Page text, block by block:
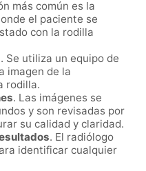
más común es la
el paciente se
con la rodilla
. Se utiliza un equipo de
imagen de la
rodilla.
. Las imágenes se
y son revisadas por
su calidad y claridad.
. El radiólogo
identificar cualquier